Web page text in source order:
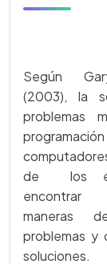
Según
(2003), la
problemas
de los
encontrar
maneras
problemas y